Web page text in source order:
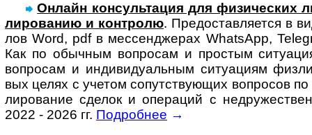
Онлайн консультация для физи­чес­ких
ли­ро­ва­нию и конт­ролю. Предо­став­ля­ется в
лов Word, pdf в мес­сенд­же­рах Whats­App,
Как по обыч­ным воп­ро­сам и про­с­тым
воп­ро­сам и инди­ви­ду­аль­ным ситу­а­циям
вых целях с уче­том сопут­ст­ву­ю­щих воп­ро­сов
ли­ро­ва­ние сде­лок и опе­ра­ций с
2022 - 2026 гг. Подробнее →